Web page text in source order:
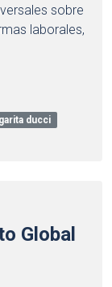
sobre
laborales,
ducci
Global